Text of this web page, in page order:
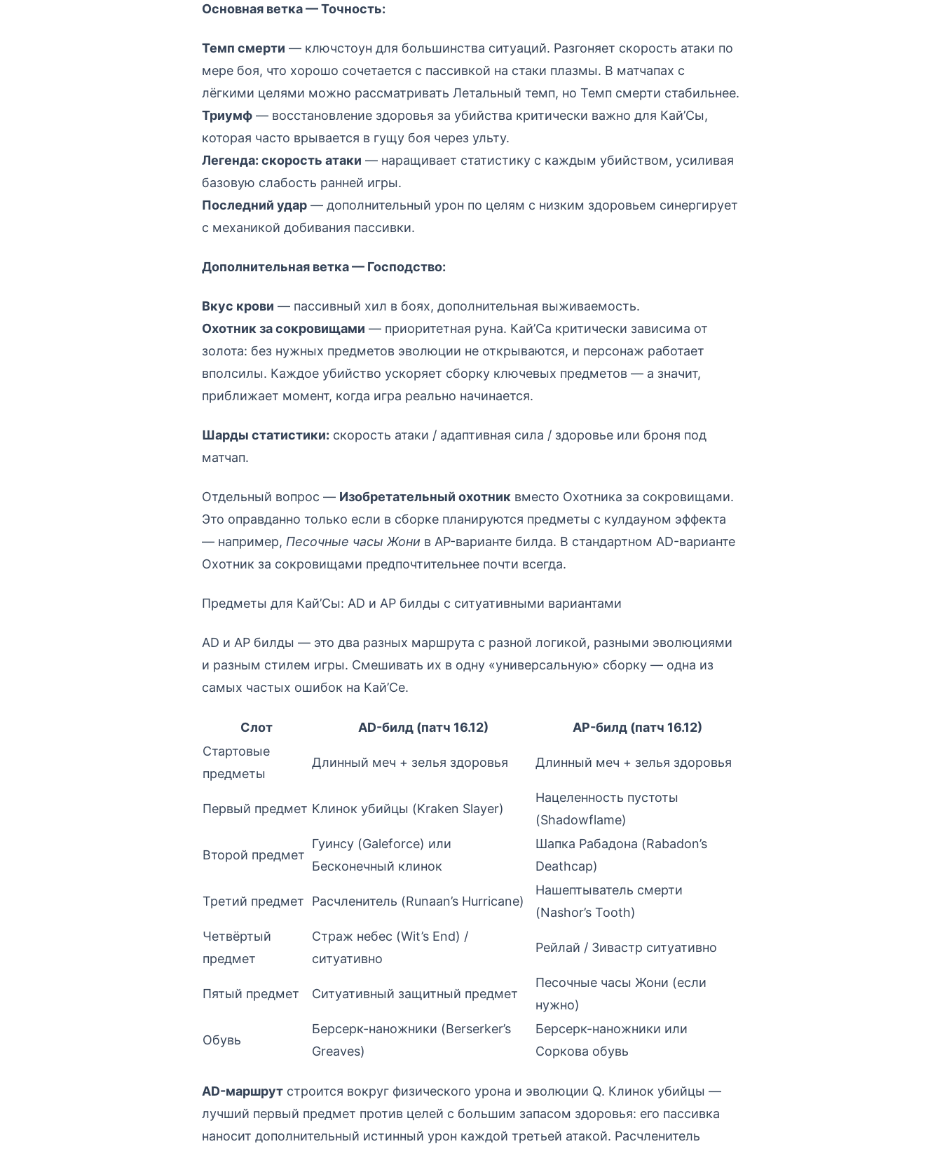
Основная ветка — Точность:
Темп смерти — ключстоун для большинства ситуаций. Разгоняет скорость атаки по
мере боя, что хорошо сочетается с пассивкой на стаки плазмы. В матчапах с
лёгкими целями можно рассматривать Летальный темп, но Темп смерти стабильнее.
Триумф — восстановление здоровья за убийства критически важно для Кай’Сы,
которая часто врывается в гущу боя через ульту.
Легенда: скорость атаки — наращивает статистику с каждым убийством, усиливая
базовую слабость ранней игры.
Последний удар — дополнительный урон по целям с низким здоровьем синергирует
с механикой добивания пассивки.
Дополнительная ветка — Господство:
Вкус крови — пассивный хил в боях, дополнительная выживаемость.
Охотник за сокровищами — приоритетная руна. Кай’Са критически зависима от
золота: без нужных предметов эволюции не открываются, и персонаж работает
вполсилы. Каждое убийство ускоряет сборку ключевых предметов — а значит,
приближает момент, когда игра реально начинается.
Шарды статистики: скорость атаки / адаптивная сила / здоровье или броня под
матчап.
Отдельный вопрос — Изобретательный охотник вместо Охотника за сокровищами.
Это оправданно только если в сборке планируются предметы с кулдауном эффекта
— например, Песочные часы Жони в AP-варианте билда. В стандартном AD-варианте
Охотник за сокровищами предпочтительнее почти всегда.
Предметы для Кай’Сы: AD и AP билды с ситуативными вариантами
AD и AP билды — это два разных маршрута с разной логикой, разными эволюциями
и разным стилем игры. Смешивать их в одну «универсальную» сборку — одна из
самых частых ошибок на Кай’Се.
Слот AD-билд (патч 16.12)
AP-билд (патч 16.12)
Стартовые
предметы
Длинный меч + зелья здоровья Длинный меч + зелья здоровья
Первый предмет Клинок убийцы (Kraken Slayer)
Нацеленность пустоты
(Shadowflame)
Второй предмет
Гуинсу (Galeforce) или
Бесконечный клинок
Шапка Рабадона (Rabadon’s
Deathcap)
Третий предмет Расчленитель (Runaan’s Hurricane)
Нашептыватель смерти
(Nashor’s Tooth)
Четвёртый
предмет
Страж небес (Wit’s End) /
ситуативно
Рейлай / Зивастр ситуативно
Пятый предмет Ситуативный защитный предмет
Песочные часы Жони (если
нужно)
Обувь
Берсерк-наножники (Berserker’s
Greaves)
Берсерк-наножники или
Соркова обувь
AD-маршрут строится вокруг физического урона и эволюции Q. Клинок убийцы —
лучший первый предмет против целей с большим запасом здоровья: его пассивка
наносит дополнительный истинный урон каждой третьей атакой. Расчленитель